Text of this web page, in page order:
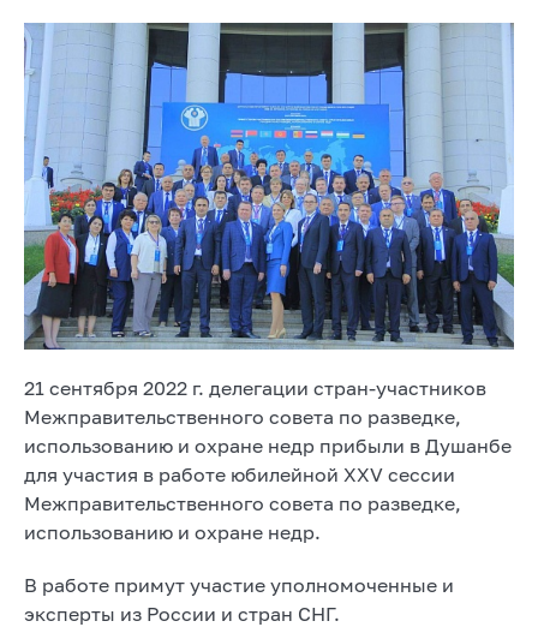
21 сентября 2022 г. делегации стран-участников
Межправительственного совета по разведке,
использованию и охране недр прибыли в Душанбе
для участия в работе юбилейной XXV сессии
Межправительственного совета по разведке,
использованию и охране недр.
В работе примут участие уполномоченные и
эксперты из России и стран СНГ.